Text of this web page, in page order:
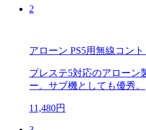
2
アローン PS5用無線コン
プレステ5対応のアローン
ー。サブ機としても優秀。
11,480円